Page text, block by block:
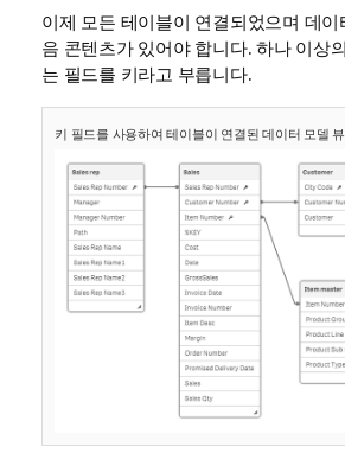
이제 모든 테이블이 연결되었으며 데이
음 콘텐츠가 있어야 합니다. 하나 이상
는 필드를 키라고 부릅니다.
키 필드를 사용하여 테이블이 연결된 데이터 모델